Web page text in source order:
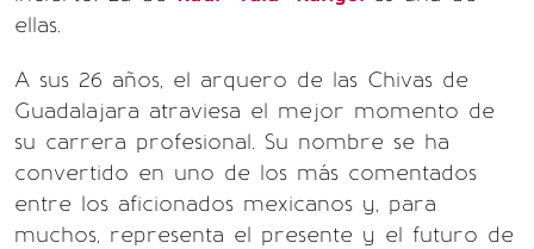
ellas.
A sus 26 años, el arquero de las Chivas de
Guadalajara atraviesa el mejor momento de
su carrera profesional. Su nombre se ha
convertido en uno de los más comentados
entre los aficionados mexicanos y, para
muchos, representa el presente y el futuro de